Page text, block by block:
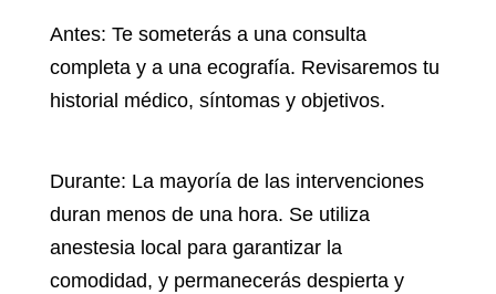
Antes: Te someterás a una consulta
completa y a una ecografía. Revisaremos tu
historial médico, síntomas y objetivos.
Durante: La mayoría de las intervenciones
duran menos de una hora. Se utiliza
anestesia local para garantizar la
comodidad, y permanecerás despierta y